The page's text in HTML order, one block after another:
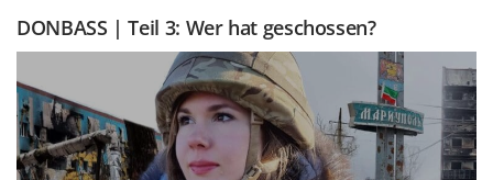
DONBASS | Teil 3: Wer hat geschossen?